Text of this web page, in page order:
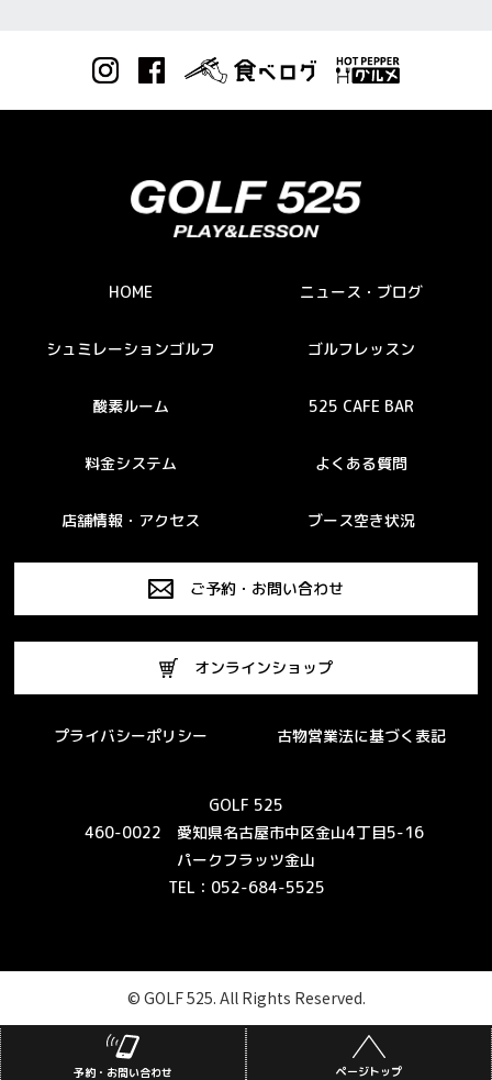
HOME ニュース・ブログ
シュミレーションゴルフ ゴルフレッスン
酸素ルーム 525 CAFE BAR
料金システム よくある質問
店舗情報・アクセス ブース空き状況
ご予約・お問い合わせ
オンラインショップ
プライバシーポリシー 古物営業法に基づく表記
GOLF 525
460-0022 愛知県名古屋市中区金山4丁目5-16
パークフラッツ金山
TEL：052-684-5525
© GOLF 525. All Rights Reserved.
予約・お問い合わせ ページトップ